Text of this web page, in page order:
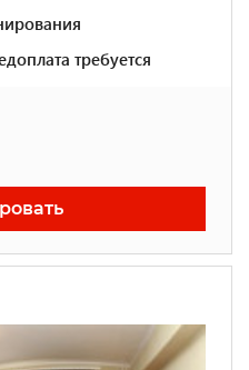
требуется